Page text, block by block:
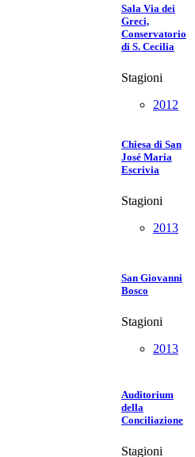
Sala Via dei
Greci,
Conservatorio
di S. Cecilia
Stagioni
2012
Chiesa di San
José Maria
Escrivia
Stagioni
2013
San Giovanni
Bosco
Stagioni
2013
Auditorium
della
Conciliazione
Stagioni